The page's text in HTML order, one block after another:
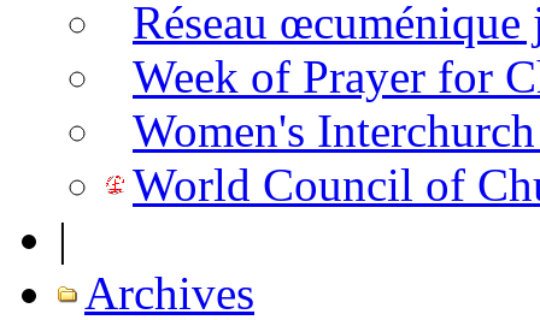
Réseau
Week of Prayer for
Women's
World Council of
|
Archives